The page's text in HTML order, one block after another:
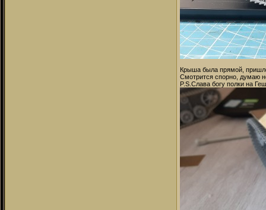
Крыша была прямой,
Смотрится спорно, думаю
P.S.Слава богу полки на